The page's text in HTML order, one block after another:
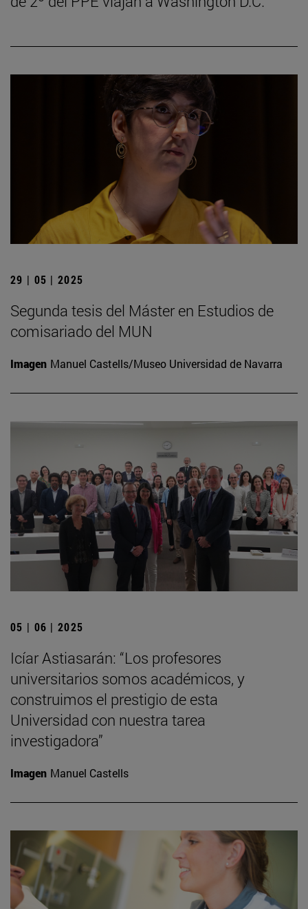
29 | 05 | 2025
Segunda tesis del Máster en Estudios de
comisariado del MUN
Imagen Manuel Castells/Museo Universidad de Navarra
05 | 06 | 2025
Icíar Astiasarán: “Los profesores
universitarios somos académicos, y
construimos el prestigio de esta
Universidad con nuestra tarea
investigadora”
Imagen Manuel Castells